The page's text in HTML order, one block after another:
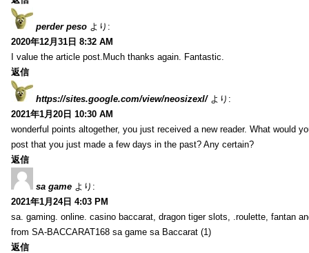
perder peso より:
2020年12月31日 8:32 AM
I value the article post.Much thanks again. Fantastic.
返信
https://sites.google.com/view/neosizexl/ より:
2021年1月20日 10:30 AM
wonderful points altogether, you just received a new reader. What would
post that you just made a few days in the past? Any certain?
返信
sa game より:
2021年1月24日 4:03 PM
sa. gaming. online. casino baccarat, dragon tiger slots, .roulette, fantan
from SA-BACCARAT168 sa game sa Baccarat (1)
返信